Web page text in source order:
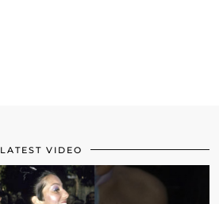
LATEST VIDEO